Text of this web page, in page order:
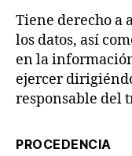
Tiene derecho a
los datos, así
en la
ejercer
responsable del
PROCEDENCIA